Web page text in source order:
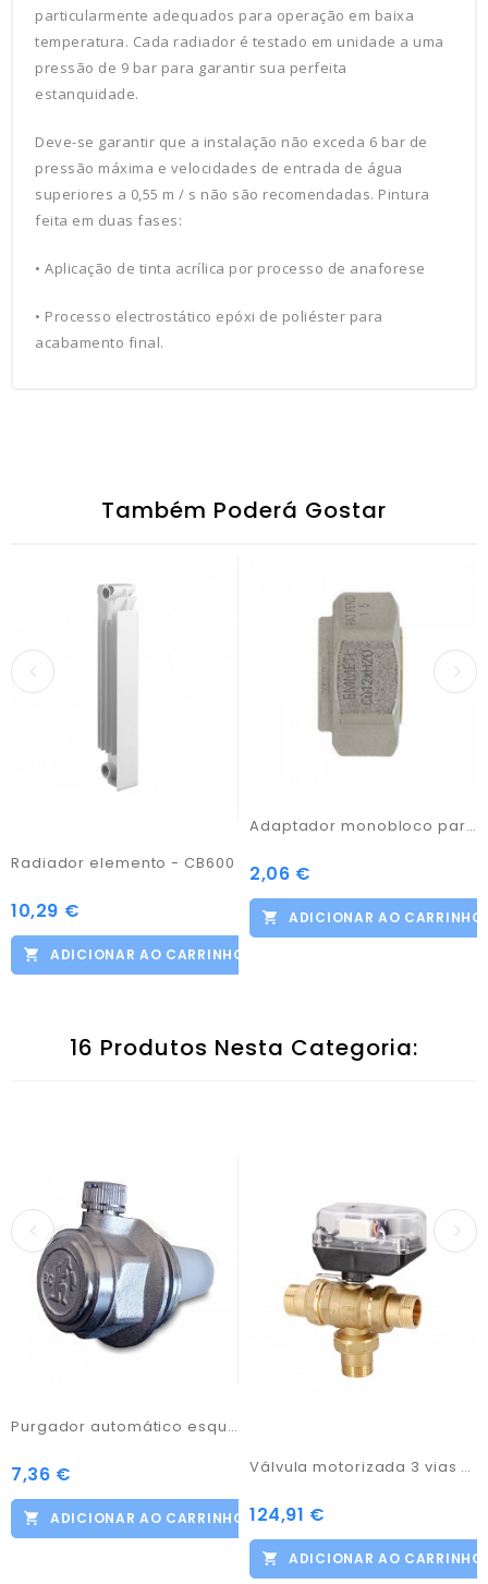
particularmente adequados para operação em baixa
temperatura. Cada radiador é testado em unidade a uma
pressão de 9 bar para garantir sua perfeita
estanquidade.
Deve-se garantir que a instalação não exceda 6 bar de
pressão máxima e velocidades de entrada de água
superiores a 0,55 m / s não são recomendadas. Pintura
feita em duas fases:
• Aplicação de tinta acrílica por processo de anaforese
• Processo electrostático epóxi de poliéster para
acabamento final.
Também Poderá Gostar
Radiador elemento - CB600
Preço
10,29 €
ADICIONAR AO CARRINHO
Adaptador monobloco para radiador D.15
Preço
2,06 €
ADICIONAR AO CARRINHO
16 Produtos Nesta Categoria:
Purgador automático esquerda 1
Preço
7,36 €
ADICIONAR AO CARRINHO
Válvula motorizada 3 vias 3/4"
Preço
124,91 €
ADICIONAR AO CARRINHO